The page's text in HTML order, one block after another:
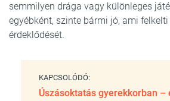
semmilyen drága vagy különleges
egyébként, szinte bármi jó, ami felkelti
érdeklődését.
KAPCSOLÓDÓ:
Úszásoktatás gyerekkorban –